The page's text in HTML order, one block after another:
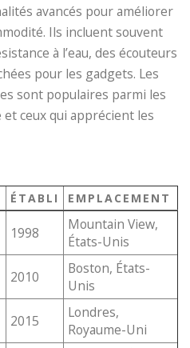
avancés pour améliorer
Ils incluent souvent
à l’eau, des écouteurs
pour les gadgets. Les
sont populaires parmi les
ceux qui apprécient les
ÉTABLI EMPLACEMENT
1998
Mountain View,
États-Unis
2010
Boston, États-
Unis
2015
Londres,
Royaume-Uni